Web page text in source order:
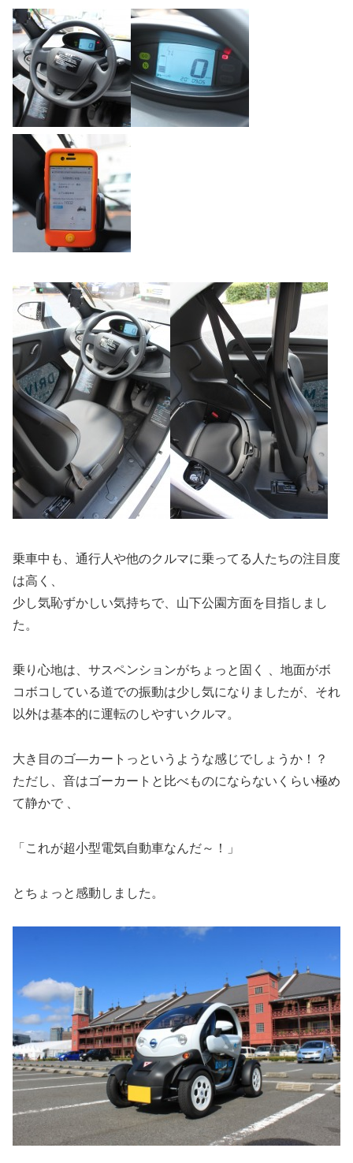
乗車中も、通行人や他のクルマに乗ってる人たちの注目度
は高く、
少し気恥ずかしい気持ちで、山下公園方面を目指しまし
た。
乗り心地は、サスペンションがちょっと固く 、地面がボ
コボコしている道での振動は少し気になりましたが、それ
以外は基本的に運転のしやすいクルマ。
大き目のゴ―カートっというような感じでしょうか！？
ただし、音はゴーカートと比べものにならないくらい極め
て静かで 、
「これが超小型電気自動車なんだ～！」
とちょっと感動しました。